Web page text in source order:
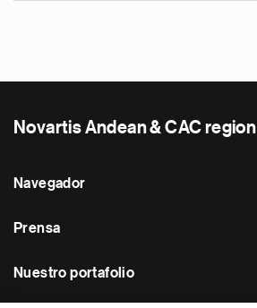
Novartis Andean & CAC region
Navegador
Prensa
Nuestro portafolio